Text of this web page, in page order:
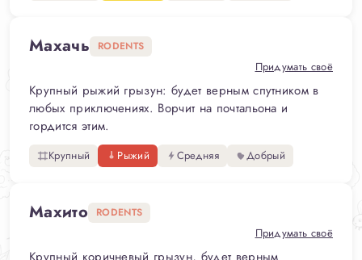
Махачь RODENTS
Придумать своё
Крупный рыжий грызун: будет верным спутником в
любых приключениях. Ворчит на почтальона и
гордится этим.
Крупный Рыжий Средняя Добрый
Махито RODENTS
Придумать своё